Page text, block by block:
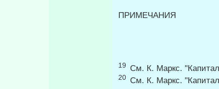
19 См. К. Маркс.
20 См. К. Маркс.